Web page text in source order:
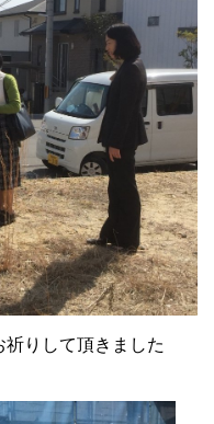
りして頂きました